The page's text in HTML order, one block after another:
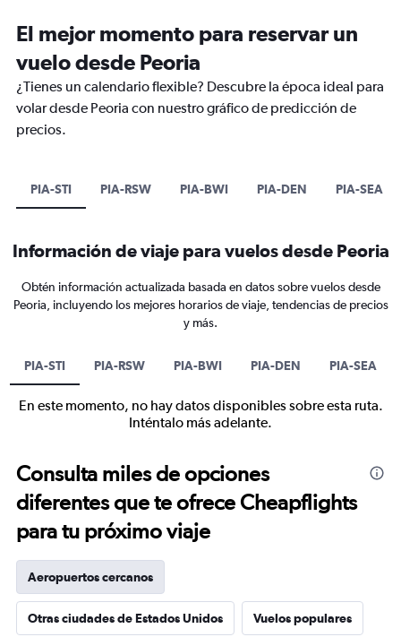
El mejor momento para reservar un
vuelo desde Peoria
¿Tienes un calendario flexible? Descubre la época ideal para
volar desde Peoria con nuestro gráfico de predicción de
precios.
PIA-STI PIA-RSW PIA-BWI PIA-DEN PIA-SEA
Información de viaje para vuelos desde Peoria
Obtén información actualizada basada en datos sobre vuelos desde
Peoria, incluyendo los mejores horarios de viaje, tendencias de precios
y más.
PIA-STI PIA-RSW PIA-BWI PIA-DEN PIA-SEA
En este momento, no hay datos disponibles sobre esta ruta.
Inténtalo más adelante.
Consulta miles de opciones
diferentes que te ofrece Cheapflights
para tu próximo viaje
Aeropuertos cercanos
Otras ciudades de Estados Unidos Vuelos populares